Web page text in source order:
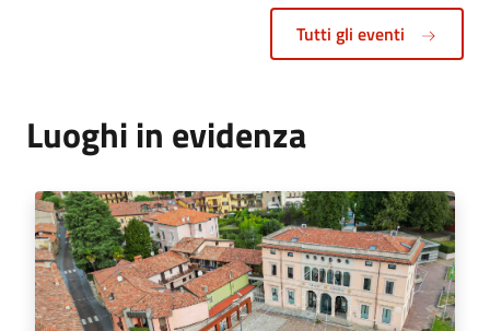
Tutti gli eventi
Luoghi in evidenza